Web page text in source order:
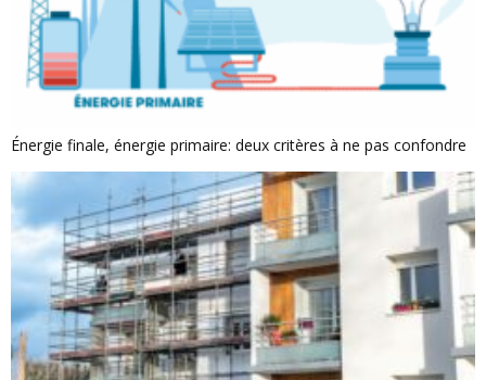
Énergie finale, énergie primaire: deux critères à ne pas confondre